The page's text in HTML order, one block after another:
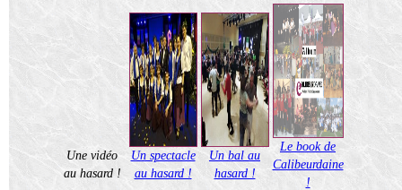
Une vidéo
au hasard !
Un spectacle
au hasard !
Un bal au
hasard !
Le book de
Calibeurdaine
!